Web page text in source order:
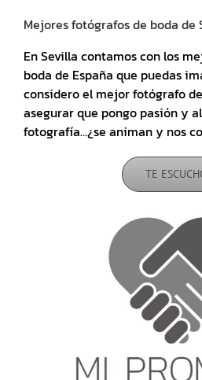
Mejores fotógrafos de boda de
En Sevilla contamos con los
boda de España que puedas
considero el mejor fotógrafo
asegurar que pongo pasión y
fotografía…¿se animan y nos
TE